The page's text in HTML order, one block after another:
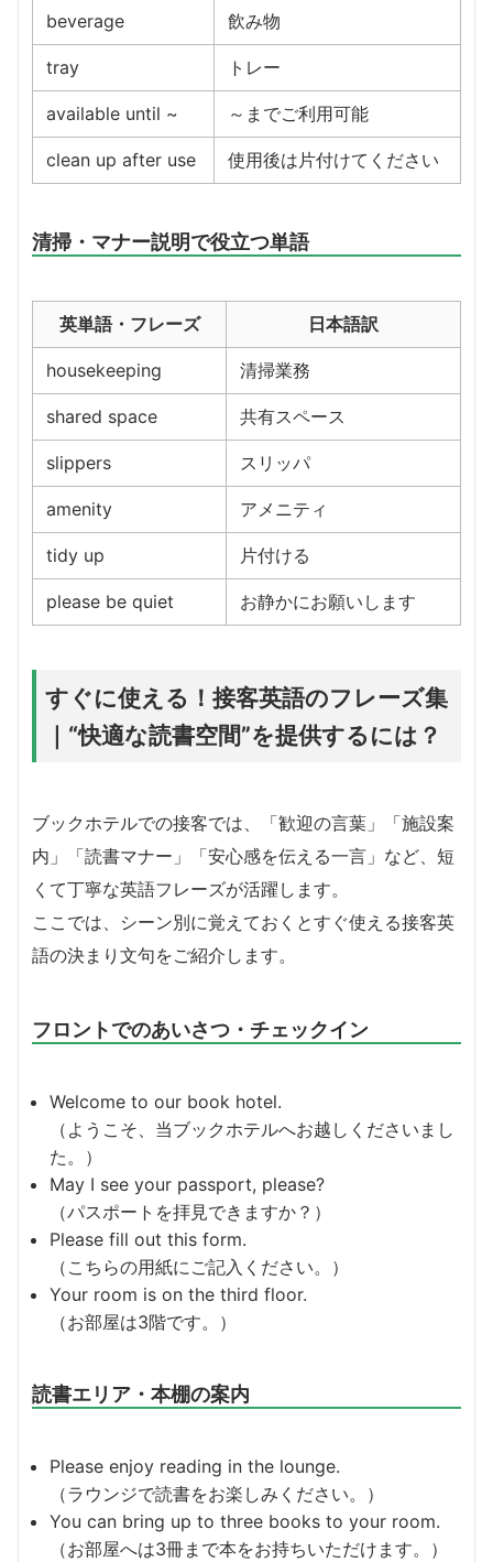
beverage 飲み物
tray トレー
available until ~ ～までご利用可能
clean up after use 使用後は片付けてください
清掃・マナー説明で役立つ単語
英単語・フレーズ 日本語訳
housekeeping 清掃業務
shared space 共有スペース
slippers スリッパ
amenity アメニティ
tidy up 片付ける
please be quiet お静かにお願いします
すぐに使える！接客英語のフレーズ集
｜“快適な読書空間”を提供するには？
ブックホテルでの接客では、「歓迎の言葉」「施設案
内」「読書マナー」「安心感を伝える一言」など、短
くて丁寧な英語フレーズが活躍します。
ここでは、シーン別に覚えておくとすぐ使える接客英
語の決まり文句をご紹介します。
フロントでのあいさつ・チェックイン
Welcome to our book hotel.
（ようこそ、当ブックホテルへお越しくださいまし
た。）
May I see your passport, please?
（パスポートを拝見できますか？）
Please fill out this form.
（こちらの用紙にご記入ください。）
Your room is on the third floor.
（お部屋は3階です。）
読書エリア・本棚の案内
Please enjoy reading in the lounge.
（ラウンジで読書をお楽しみください。）
You can bring up to three books to your room.
（お部屋へは3冊まで本をお持ちいただけます。）